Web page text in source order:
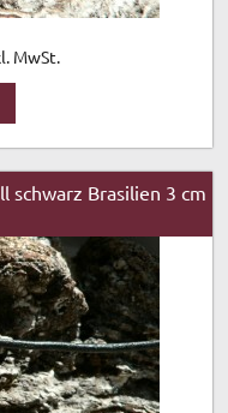
MwSt.
schwarz Brasilien 3 cm